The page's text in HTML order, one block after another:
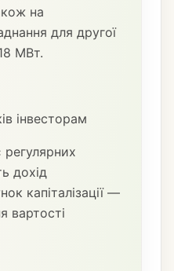
на
для другої
МВт.
інвесторам
дохід
капіталізації —
вартості